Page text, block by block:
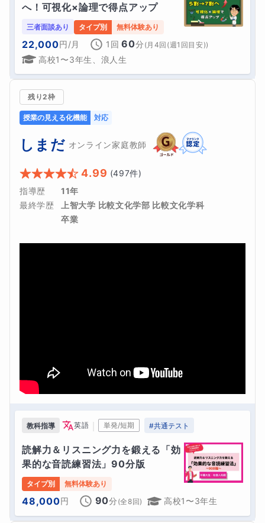
へ！可視化×論理で得点アップ
三者面談あり タイプ別 無料体験あり
22,000円/月 1回 60分 ( 月4回(週1回目安))
高校1〜3年生、浪人生
残り2枠
授業の見える化機能 対応
しまだ オンライン家庭教師
4.99 (497件)
指導歴
11年
最終学歴
上智大学 比較文化学部 比較文化学科
卒業
教科指導 英語 単発/短期 #共通テスト
読解力＆リスニング力を鍛える「効
果的な音読練習法」90分版
タイプ別 無料体験あり
48,000円 90分 (全8回) 高校1〜3年生